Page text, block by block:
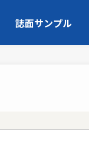
誌面サンプル